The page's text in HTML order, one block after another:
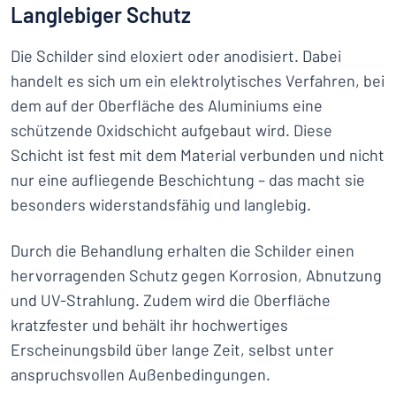
Langlebiger Schutz
Die Schilder sind eloxiert oder anodisiert. Dabei
handelt es sich um ein elektrolytisches Verfahren, bei
dem auf der Oberfläche des Aluminiums eine
schützende Oxidschicht aufgebaut wird. Diese
Schicht ist fest mit dem Material verbunden und nicht
nur eine aufliegende Beschichtung – das macht sie
besonders widerstandsfähig und langlebig.
Durch die Behandlung erhalten die Schilder einen
hervorragenden Schutz gegen Korrosion, Abnutzung
und UV-Strahlung. Zudem wird die Oberfläche
kratzfester und behält ihr hochwertiges
Erscheinungsbild über lange Zeit, selbst unter
anspruchsvollen Außenbedingungen.